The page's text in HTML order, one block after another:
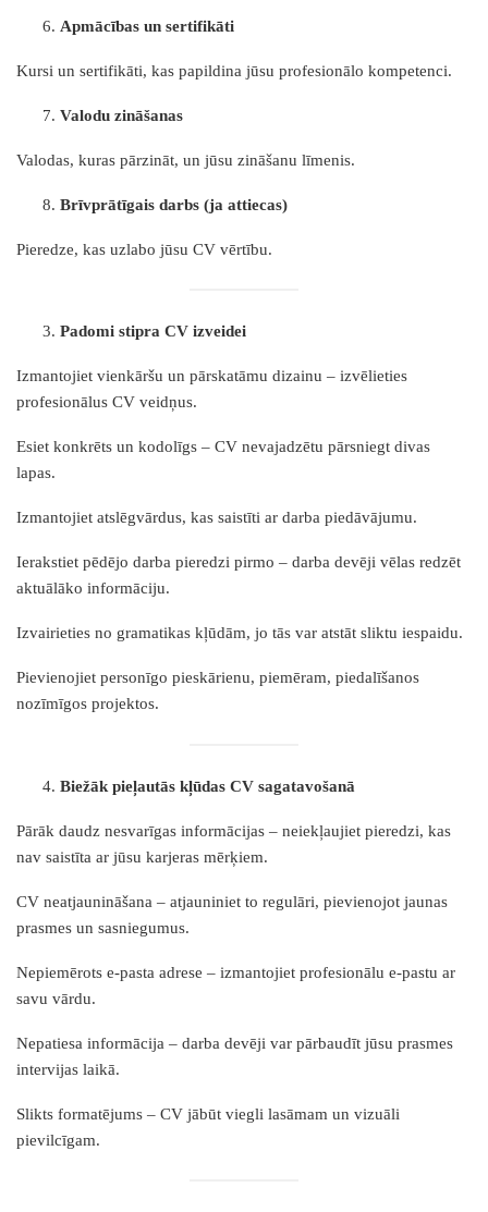
Apmācības un sertifikāti
Kursi un sertifikāti, kas papildina jūsu profesionālo kompetenci.
Valodu zināšanas
Valodas, kuras pārzināt, un jūsu zināšanu līmenis.
Brīvprātīgais darbs (ja attiecas)
Pieredze, kas uzlabo jūsu CV vērtību.
Padomi stipra CV izveidei
Izmantojiet vienkāršu un pārskatāmu dizainu – izvēlieties
profesionālus CV veidņus.
Esiet konkrēts un kodolīgs – CV nevajadzētu pārsniegt divas
lapas.
Izmantojiet atslēgvārdus, kas saistīti ar darba piedāvājumu.
Ierakstiet pēdējo darba pieredzi pirmo – darba devēji vēlas redzēt
aktuālāko informāciju.
Izvairieties no gramatikas kļūdām, jo tās var atstāt sliktu iespaidu.
Pievienojiet personīgo pieskārienu, piemēram, piedalīšanos
nozīmīgos projektos.
Biežāk pieļautās kļūdas CV sagatavošanā
Pārāk daudz nesvarīgas informācijas – neiekļaujiet pieredzi, kas
nav saistīta ar jūsu karjeras mērķiem.
CV neatjaunināšana – atjauniniet to regulāri, pievienojot jaunas
prasmes un sasniegumus.
Nepiemērots e-pasta adrese – izmantojiet profesionālu e-pastu ar
savu vārdu.
Nepatiesa informācija – darba devēji var pārbaudīt jūsu prasmes
intervijas laikā.
Slikts formatējums – CV jābūt viegli lasāmam un vizuāli
pievilcīgam.